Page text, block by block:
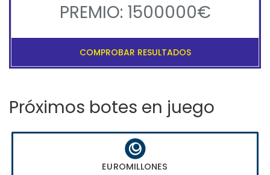
PREMIO: 1500000€
COMPROBAR RESULTADOS
Próximos botes en juego
EUROMILLONES